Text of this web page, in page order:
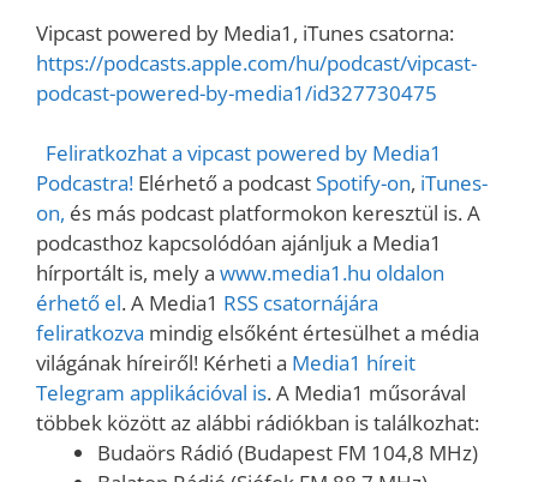
Vipcast powered by Media1, iTunes csatorna:
https://podcasts.apple.com/hu/podcast/vipcast-
podcast-powered-by-media1/id327730475
Feliratkozhat a vipcast powered by Media1
Podcastra! Elérhető a podcastSpotify-on, iTunes-
on, és más podcast platformokon keresztül is. A
podcasthoz kapcsolódóan ajánljuk a Media1
hírportált is, mely a www.media1.hu oldalon
érhető el. A Media1 RSS csatornájára
feliratkozva mindig elsőként értesülhet a média
világának híreiről! Kérheti a Media1 híreit
Telegram applikációval is. A Media1 műsorával
többek között az alábbi rádiókban is találkozhat:
Budaörs Rádió (Budapest FM 104,8 MHz)